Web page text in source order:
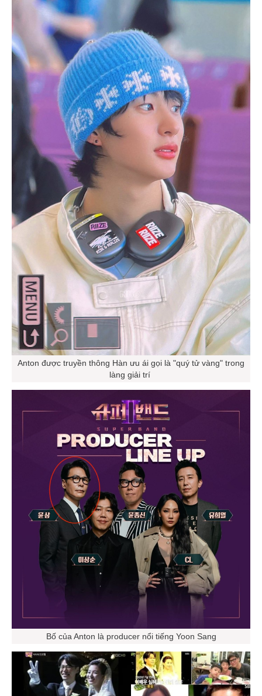
Anton được truyền thông Hàn ưu ái gọi là "quý tử vàng" trong
làng giải trí
Bố của Anton là producer nổi tiếng Yoon Sang